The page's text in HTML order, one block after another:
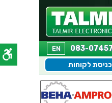
EN
כניסת לקוחות